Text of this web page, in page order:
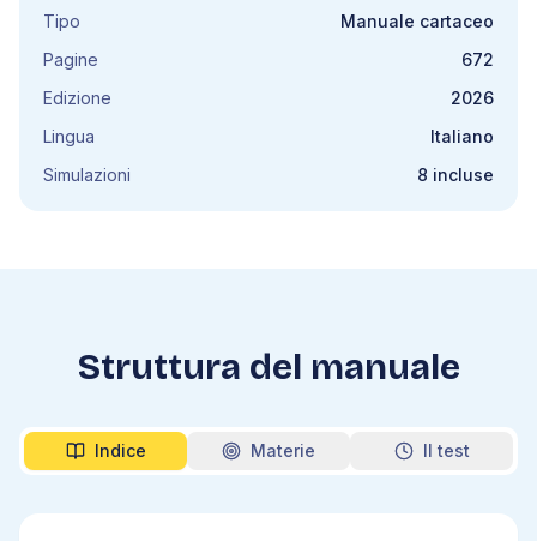
Tipo
Manuale cartaceo
Pagine
672
Edizione
2026
Lingua
Italiano
Simulazioni
8 incluse
Struttura del manuale
Indice Materie Il test